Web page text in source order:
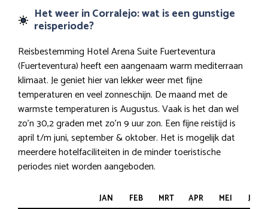
Het weer in Corralejo: wat is een gunstige
reisperiode?
Reisbestemming Hotel Arena Suite Fuerteventura
(Fuerteventura) heeft een aangenaam warm mediterraan
klimaat. Je geniet hier van lekker weer met fijne
temperaturen en veel zonneschijn. De maand met de
warmste temperaturen is Augustus. Vaak is het dan wel
zo’n 30,2 graden met zo’n 9 uur zon. Een fijne reistijd is
april t/m juni, september & oktober. Het is mogelijk dat
meerdere hotelfaciliteiten in de minder toeristische
periodes niet worden aangeboden.
JAN FEB MRT APR MEI
JUN